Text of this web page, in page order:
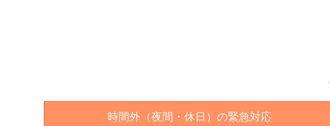
時間外（夜間・休日）の緊急対応